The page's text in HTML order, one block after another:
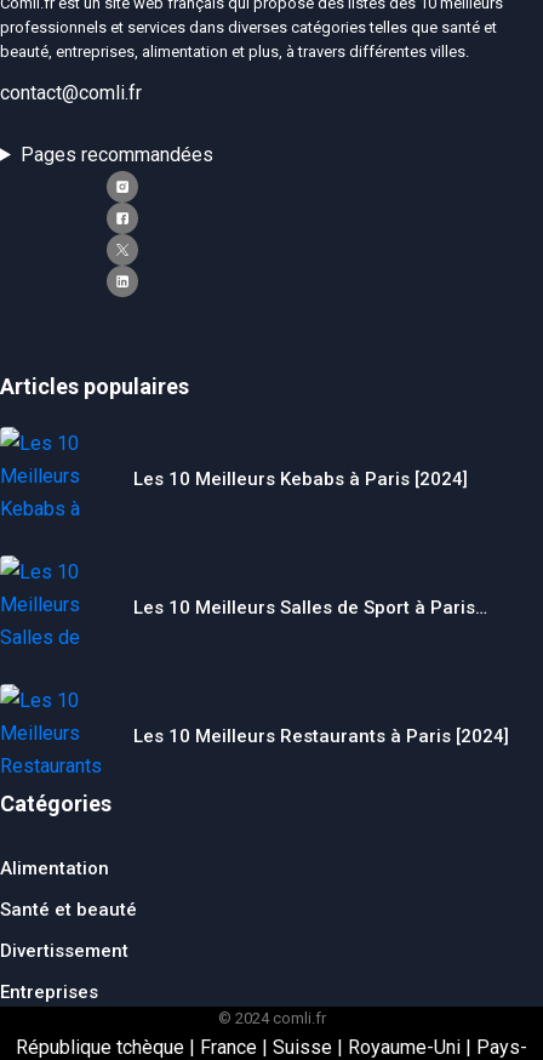
professionnels et services dans diverses catégories telles que santé et
beauté, entreprises, alimentation et plus, à travers différentes villes.
contact@comli.fr
Pages recommandées
Articles populaires
Les 10 Meilleurs Kebabs à Paris [2024]
Les 10 Meilleurs Salles de Sport à Paris…
Les 10 Meilleurs Restaurants à Paris [2024]
Catégories
Alimentation
Santé et beauté
Divertissement
Entreprises
© 2024 comli.fr
République tchèque | France | Suisse | Royaume-Uni | Pays-